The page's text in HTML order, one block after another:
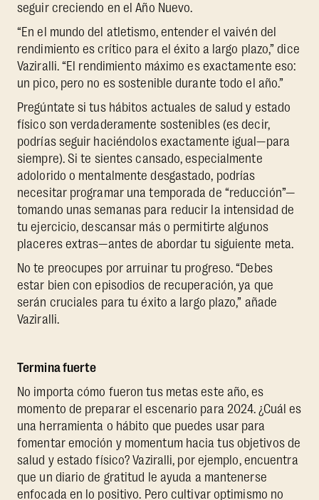
seguir creciendo en el Año Nuevo.
“En el mundo del atletismo, entender el vaivén del
rendimiento es crítico para el éxito a largo plazo,” dice
Vaziralli. “El rendimiento máximo es exactamente eso:
un pico, pero no es sostenible durante todo el año.”
Pregúntate si tus hábitos actuales de salud y estado
físico son verdaderamente sostenibles (es decir,
podrías seguir haciéndolos exactamente igual—para
siempre). Si te sientes cansado, especialmente
adolorido o mentalmente desgastado, podrías
necesitar programar una temporada de “reducción”—
tomando unas semanas para reducir la intensidad de
tu ejercicio, descansar más o permitirte algunos
placeres extras—antes de abordar tu siguiente meta.
No te preocupes por arruinar tu progreso. “Debes
estar bien con episodios de recuperación, ya que
serán cruciales para tu éxito a largo plazo,” añade
Vaziralli.
Termina fuerte
No importa cómo fueron tus metas este año, es
momento de preparar el escenario para 2024. ¿Cuál es
una herramienta o hábito que puedes usar para
fomentar emoción y momentum hacia tus objetivos de
salud y estado físico? Vaziralli, por ejemplo, encuentra
que un diario de gratitud le ayuda a mantenerse
enfocada en lo positivo. Pero cultivar optimismo no